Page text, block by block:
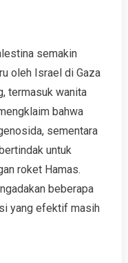
semakin
oleh Israel di Gaza
termasuk wanita
bahwa
sementara
untuk
roket Hamas.
beberapa
yang efektif masih